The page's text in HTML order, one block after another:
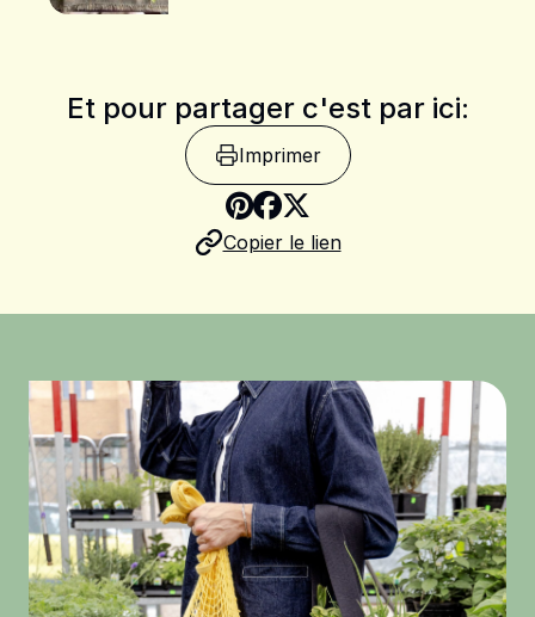
Et pour partager c'est par ici:
Imprimer
Partager sur
Partager sur
Partager sur X
Copier le lien